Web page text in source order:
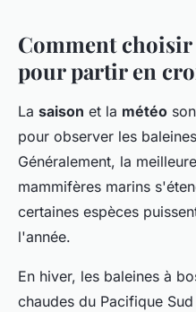
Comment
pour partir en
La saison et la météo
pour observer les
Généralement, la
mammifères marins
certaines espèces
l'année.
En hiver, les baleines à
chaudes du Pacifique